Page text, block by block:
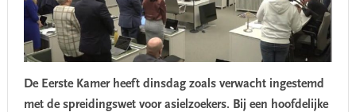
De Eerste Kamer heeft dinsdag zoals verwacht ingestemd
met de spreidingswet voor asielzoekers. Bij een hoofdelijke